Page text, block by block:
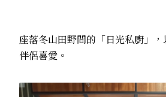
座落冬山田野間的「日光私廚」
伴侶喜愛。